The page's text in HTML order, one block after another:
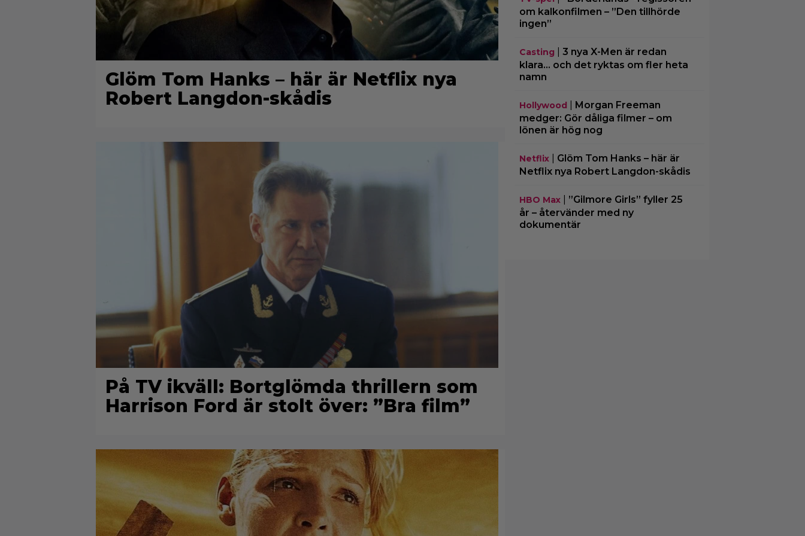
Glöm Tom Hanks – här är Netflix nya
Robert Langdon-skådis
På TV ikväll: Bortglömda thrillern som
Harrison Ford är stolt över: ”Bra film”
om kalkonfilmen – ”Den tillhörde
ingen”
Casting
3 nya X-Men är redan
klara… och det ryktas om fler heta
namn
Hollywood
Morgan Freeman
medger: Gör dåliga filmer – om
lönen är hög nog
Netflix| Glöm Tom Hanks – här är
Netflix nya Robert Langdon-skådis
HBO Max| ”Gilmore Girls” fyller 25
år – återvänder med ny
dokumentär